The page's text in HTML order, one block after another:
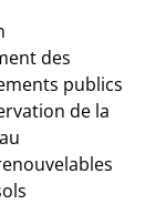
des
publics
de la